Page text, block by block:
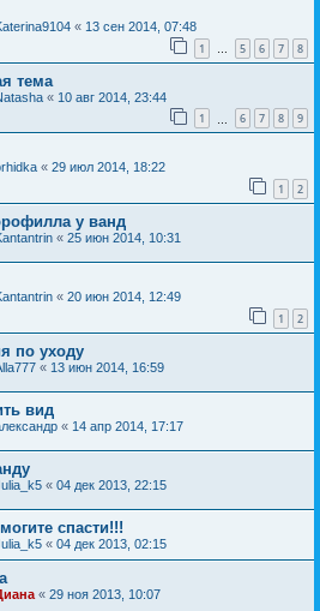
« 13 сен 2014, 07:48
1 … 5 6 7 8
тема
« 10 авг 2014, 23:44
1 6 7 8 9
« 29 июл 2014, 18:22
1 2
у ванд
« 25 июн 2014, 10:31
« 20 июн 2014, 12:49
1 2
по уходу
« 13 июн 2014, 16:59
вид
« 14 апр 2014, 17:17
« 04 дек 2013, 22:15
спасти!!!
« 04 дек 2013, 02:15
« 29 ноя 2013, 10:07